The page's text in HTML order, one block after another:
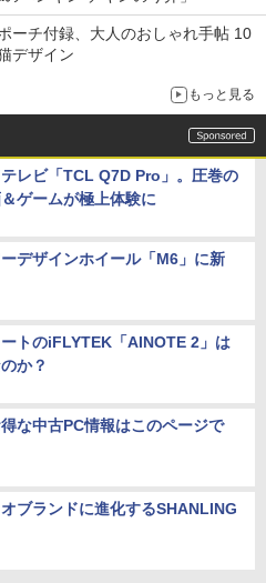
ーチ付録、大人のおしゃれ手帖 10
デザイン
もっと見る
レビ「TCL Q7D Pro」。圧巻の
ゲームが極上体験に
デザインホイール「M6」に新
トのiFLYTEK「AINOTE 2」は
か？
な中古PC情報はこのページで
ブランドに進化するSHANLING